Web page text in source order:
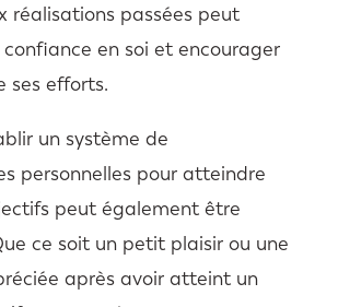
réalisations passées peut
en soi et encourager
ses efforts.
un système de
personnelles pour atteindre
peut également être
ce soit un petit plaisir ou une
après avoir atteint un